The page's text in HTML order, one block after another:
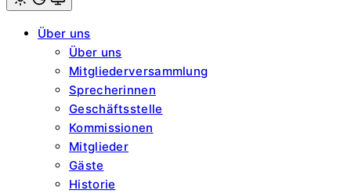
Light
mode
(click
dark)
Über uns
Über uns
Mitgliederversammlung
Sprecherinnen
Geschäftsstelle
Kommissionen
Mitglieder
Gäste
Historie